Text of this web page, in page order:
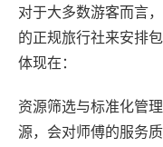
对于大多数游客而言
的正规旅行社来安排
体现在：
资源筛选与标准化管
源，会对师傅的服务